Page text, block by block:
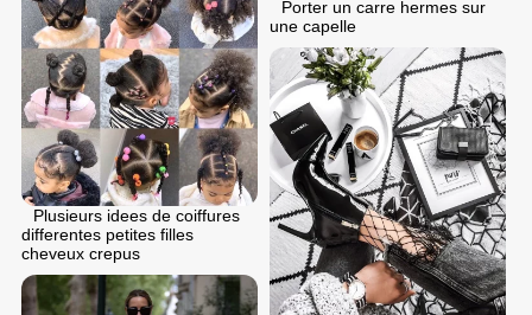
Porter un carre hermes sur
une capelle
Plusieurs idees de coiffures
differentes petites filles
cheveux crepus